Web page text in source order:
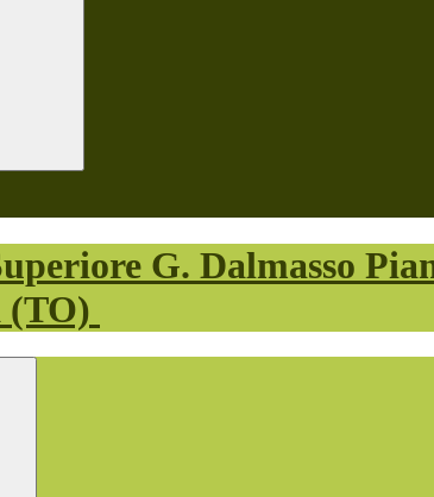
(TO)